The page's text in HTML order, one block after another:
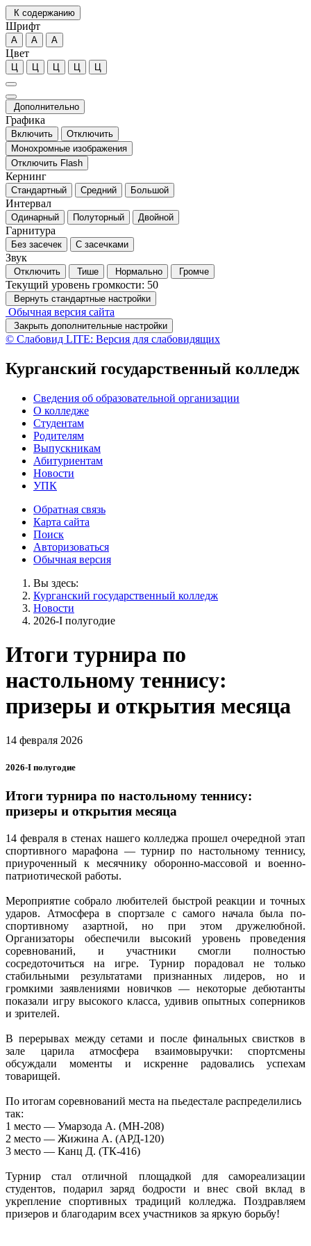
К содержанию
Шрифт
А А А
Цвет
Ц Ц Ц Ц Ц
Дополнительно
Графика
Включить
Отключить
Монохромные изображения
Отключить Flash
Кернинг
Стандартный Средний Большой
Интервал
Одинарный Полуторный Двойной
Гарнитура
Без засечек С засечками
Звук
Отключить Тише Нормально Громче
Текущий уровень громкости: 50
Вернуть стандартные настройки
Обычная версия сайта
Закрыть дополнительные настройки
© Слабовид LITE: Версия для слабовидящих
Курганский государственный колледж
Сведения об образовательной организации
О колледже
Студентам
Родителям
Выпускникам
Абитуриентам
Новости
УПК
Обратная связь
Карта сайта
Поиск
Авторизоваться
Обычная версия
Вы здесь:
Курганский государственный колледж
Новости
2026-I полугодие
Итоги турнира по
настольному теннису:
призеры и открытия месяца
14 февраля 2026
2026-I полугодие
Итоги турнира по настольному теннису:
призеры и открытия месяца
14 февраля в стенах нашего колледжа прошел очередной этап
спортивного марафона — турнир по настольному теннису,
приуроченный к месячнику оборонно-массовой и военно-
патриотической работы.
Мероприятие собрало любителей быстрой реакции и точных
ударов. Атмосфера в спортзале с самого начала была по-
спортивному азартной, но при этом дружелюбной.
Организаторы обеспечили высокий уровень проведения
соревнований, и участники смогли полностью
сосредоточиться на игре. Турнир порадовал не только
стабильными результатами признанных лидеров, но и
громкими заявлениями новичков — некоторые дебютанты
показали игру высокого класса, удивив опытных соперников
и зрителей.
В перерывах между сетами и после финальных свистков в
зале царила атмосфера взаимовыручки: спортсмены
обсуждали моменты и искренне радовались успехам
товарищей.
По итогам соревнований места на пьедестале распределились
так:
1 место — Умарзода А. (МН-208)
2 место — Жижина А. (АРД-120)
3 место — Канц Д. (ТК-416)
Турнир стал отличной площадкой для самореализации
студентов, подарил заряд бодрости и внес свой вклад в
укрепление спортивных традиций колледжа. Поздравляем
призеров и благодарим всех участников за яркую борьбу!